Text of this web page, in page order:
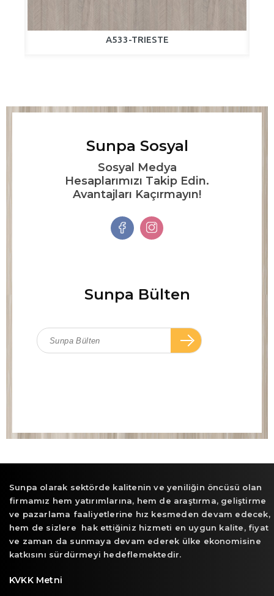
A533-TRIESTE
Sunpa Sosyal
Sosyal Medya
Hesaplarımızı Takip Edin.
Avantajları Kaçırmayın!
Sunpa Bülten
Sunpa olarak sektörde kalitenin ve yeniliğin öncüsü olan
firmamız hem yatırımlarına, hem de araştırma, geliştirme
ve pazarlama faaliyetlerine hız kesmeden devam edecek,
hem de sizlere hak ettiğiniz hizmeti en uygun kalite, fiyat
ve zaman da sunmaya devam ederek ülke ekonomisine
katkısını sürdürmeyi hedeflemektedir.
KVKK Metni